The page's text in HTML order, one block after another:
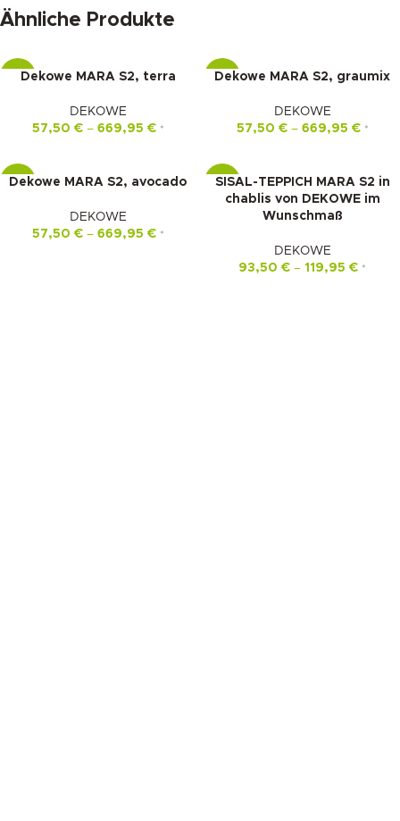
Ähnliche Produkte
-15%Dekowe MARA S2, terra
DEKOWE
57,50 €– 669,95 € *
-15%
Dekowe MARA S2, graumix
DEKOWE
57,50 €– 669,95 € *
-15%
Dekowe MARA S2, avocado
DEKOWE
57,50 €– 669,95 € *
-16%
SISAL-TEPPICH MARA S2 in
chablis von DEKOWE im
Wunschmaß
DEKOWE
93,50 € – 119,95 € *